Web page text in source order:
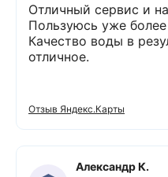
Отличный сервис и
Пользуюсь уже более
Качество воды в
отличное.
Отзыв Яндекс.Карты
Александр К.